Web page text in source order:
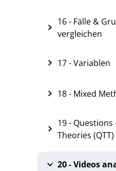
16 - Fälle &
vergleichen
17 - Variablen
18 - Mixed
19 - Questions
Theories (QTT)
20 - Videos